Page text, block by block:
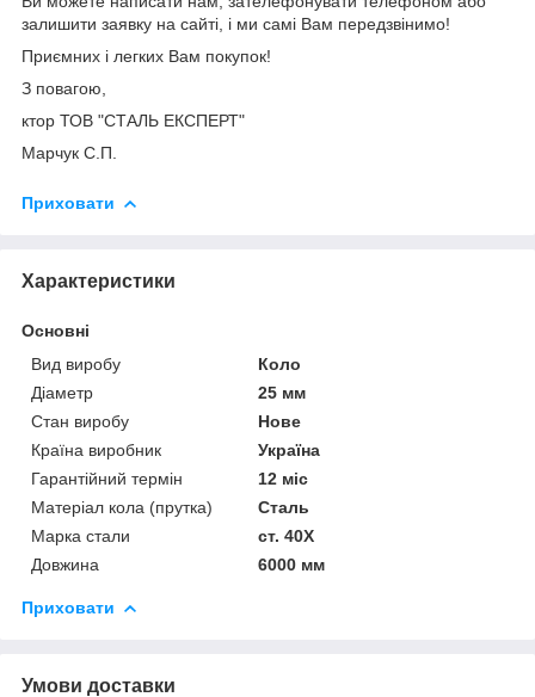
залишити заявку на сайті, і ми самі Вам передзвінимо!
Приємних і легких Вам покупок!
З повагою,
ктор ТОВ "СТАЛЬ ЕКСПЕРТ"
Марчук С.П.
Приховати
Характеристики
Основні
Вид виробу
Коло
Діаметр
25 мм
Стан виробу
Нове
Країна виробник
Україна
Гарантійний термін
12 міс
Матеріал кола (прутка)
Сталь
Марка стали
ст. 40Х
Довжина
6000 мм
Приховати
Умови доставки